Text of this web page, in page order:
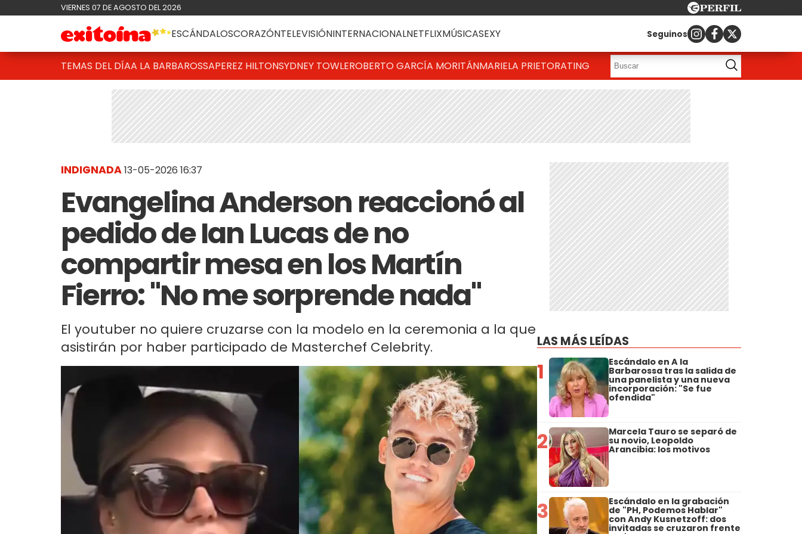
VIERNES 07 DE AGOSTO DEL 2026
ESCÁNDALOSCORAZÓNTELEVISIÓNINTERNACIONALNETFLIXMÚSICASEXY Seguinos
TEMAS DEL DÍAA LA BARBAROSSAPEREZ HILTONSYDNEY TOWLEROBERTO GARCÍA MORITÁNMARIELA PRIETORATING
INDIGNADA13-05-2026 16:37
Evangelina Anderson reaccionó al
pedido de Ian Lucas de no
compartir mesa en los Martín
Fierro: "No me sorprende nada"
El youtuber no quiere cruzarse con la modelo en la ceremonia a la que
asistirán por haber participado de Masterchef Celebrity.
LAS MÁS LEÍDAS
1 Escándalo en A la
Barbarossa tras la salida de
una panelista y una nueva
incorporación: "Se fue
ofendida"
2 Marcela Tauro se separó de
su novio, Leopoldo
Arancibia: los motivos
3 Escándalo en la grabación
de "PH, Podemos Hablar"
con Andy Kusnetzoff: dos
invitadas se cruzaron frente